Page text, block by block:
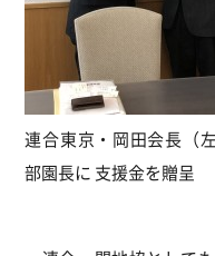
連合東京・岡田会長（
部園長に 支援金を贈呈